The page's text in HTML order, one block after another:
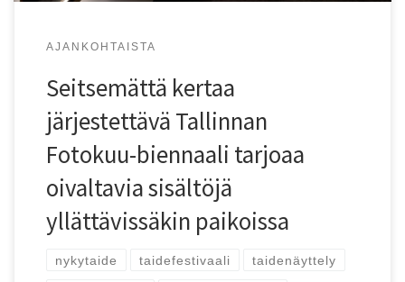
AJANKOHTAISTA
Seitsemättä kertaa
järjestettävä Tallinnan
Fotokuu-biennaali tarjoaa
oivaltavia sisältöjä
yllättävissäkin paikoissa
nykytaide taidefestivaali taidenäyttely